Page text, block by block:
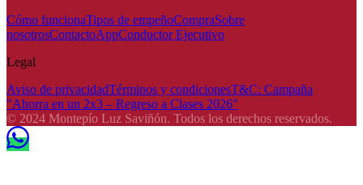
Cómo funcionaTipos de empeñoCompraSobre
nosotrosContactoAppConductor Ejecutivo
Legal
Aviso de privacidadTérminos y condicionesT&C: Campaña
"Ahorra en un 2x3 – Regreso a Clases 2026"
© 2024 Montepío Luz Saviñón. Todos los derechos reservados.